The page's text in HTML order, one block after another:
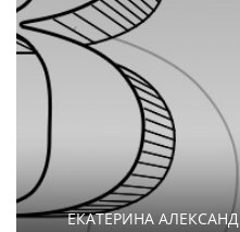
ЕКАТЕРИНА